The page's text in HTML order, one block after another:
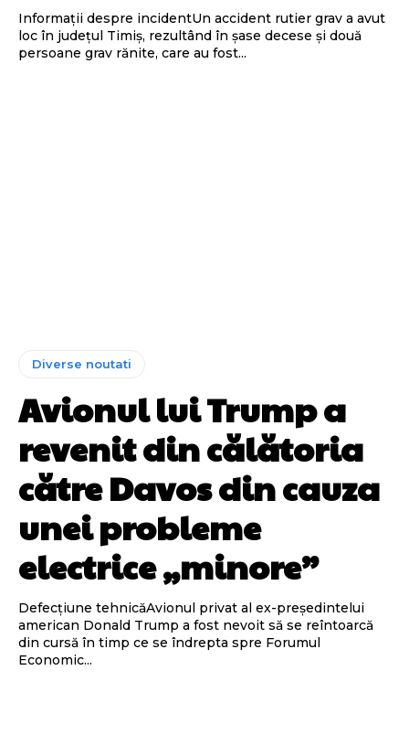
Informații despre incidentUn accident rutier grav a avut
loc în județul Timiș, rezultând în șase decese și două
persoane grav rănite, care au fost...
Diverse noutati
Avionul lui Trump a
revenit din călătoria
către Davos din cauza
unei probleme
electrice „minore”
Defecțiune tehnicăAvionul privat al ex-președintelui
american Donald Trump a fost nevoit să se reîntoarcă
din cursă în timp ce se îndrepta spre Forumul
Economic...